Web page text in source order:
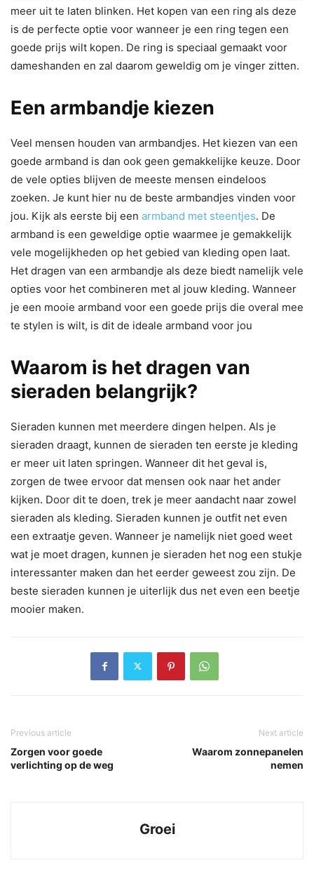
meer uit te laten blinken. Het kopen van een ring als deze
is de perfecte optie voor wanneer je een ring tegen een
goede prijs wilt kopen. De ring is speciaal gemaakt voor
dameshanden en zal daarom geweldig om je vinger zitten.
Een armbandje kiezen
Veel mensen houden van armbandjes. Het kiezen van een
goede armband is dan ook geen gemakkelijke keuze. Door
de vele opties blijven de meeste mensen eindeloos
zoeken. Je kunt hier nu de beste armbandjes vinden voor
jou. Kijk als eerste bij een armband met steentjes. De
armband is een geweldige optie waarmee je gemakkelijk
vele mogelijkheden op het gebied van kleding open laat.
Het dragen van een armbandje als deze biedt namelijk vele
opties voor het combineren met al jouw kleding. Wanneer
je een mooie armband voor een goede prijs die overal mee
te stylen is wilt, is dit de ideale armband voor jou
Waarom is het dragen van
sieraden belangrijk?
Sieraden kunnen met meerdere dingen helpen. Als je
sieraden draagt, kunnen de sieraden ten eerste je kleding
er meer uit laten springen. Wanneer dit het geval is,
zorgen de twee ervoor dat mensen ook naar het ander
kijken. Door dit te doen, trek je meer aandacht naar zowel
sieraden als kleding. Sieraden kunnen je outfit net even
een extraatje geven. Wanneer je namelijk niet goed weet
wat je moet dragen, kunnen je sieraden het nog een stukje
interessanter maken dan het eerder geweest zou zijn. De
beste sieraden kunnen je uiterlijk dus net even een beetje
mooier maken.
Previous article
Zorgen voor goede
verlichting op de weg
Next article
Waarom zonnepanelen
nemen
Groei